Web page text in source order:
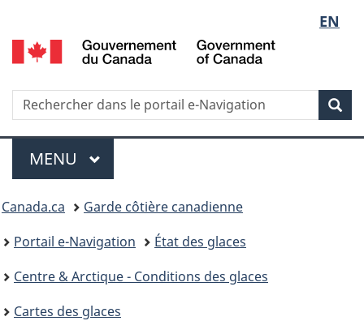
la
langue
EN
of
Recherche
Rechercher
dans
le
portail
Menu
MENU PRINCIPAL
Vous
êtes
ici
:
Canada.ca
Garde côtière canadienne
Portail e-Navigation
État des glaces
Centre & Arctique - Conditions des glaces
Cartes des glaces